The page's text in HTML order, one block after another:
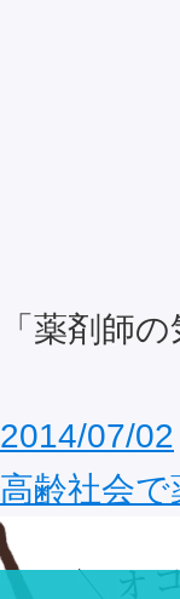
「薬剤師
2014/07/02
高齢社会